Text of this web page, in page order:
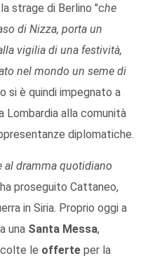
strage di Berlino "che
di Nizza, porta un
vigilia di una festività,
nel mondo un seme di
si è quindi impegnato a
Lombardia alla comunità
diplomatiche.
al dramma quotidiano
proseguito Cattaneo,
in Siria. Proprio oggi a
una Santa Messa,
le offerte per la